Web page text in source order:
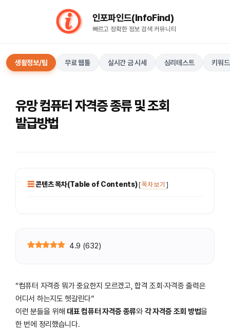
인포파인드(InfoFind)​​​​
빠르고 정확한 정보 검색 커뮤니티
생활정보/팁 무료 웹툴 실시간 금 시세 심리테스트 키워
유망 컴퓨터 자격증 종류 및 조회
발급방법
콘텐츠 목차(Table of Contents)[목차 보기 ]
4.9 (632)
“컴퓨터 자격증 뭐가 중요한지 모르겠고, 합격 조회·자격증 출력은
어디서 하는지도 헷갈린다”
이런 분들을 위해 대표 컴퓨터 자격증 종류와 각 자격증 조회 방법을
한 번에 정리했습니다.